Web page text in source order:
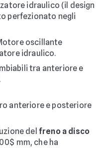
idraulico (il design
perfezionato negli
oscillante
idraulico.
tra anteriore e
anteriore e posteriore
del freno a disco
mm, che ha